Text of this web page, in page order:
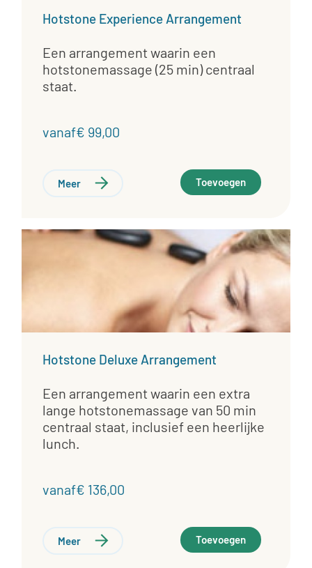
Hotstone Experience Arrangement
Een arrangement waarin een
hotstonemassage (25 min) centraal
staat.
vanaf€ 99,00
Meer Toevoegen
Hotstone Deluxe Arrangement
Een arrangement waarin een extra
lange hotstonemassage van 50 min
centraal staat, inclusief een heerlijke
lunch.
vanaf€ 136,00
Meer Toevoegen